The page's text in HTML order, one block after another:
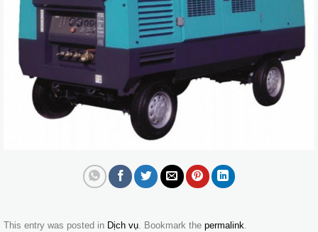
This entry was posted in Dịch vụ. Bookmark the permalink.